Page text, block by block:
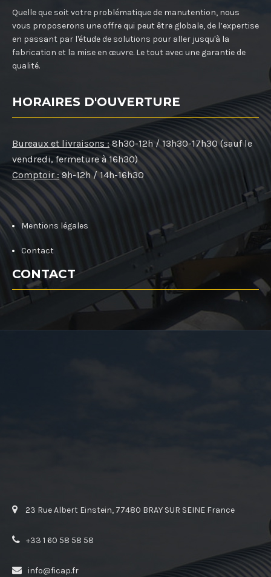
Quelle que soit votre problématique de manutention, nous
vous proposerons une offre qui peut être globale, de l’expertise
en passant par l'étude de solutions pour aller jusqu'à la
fabrication et la mise en œuvre. Le tout avec une garantie de
qualité.
HORAIRES D'OUVERTURE
Bureaux et livraisons : 8h30-12h / 13h30-17h30 (sauf le
vendredi, fermeture à 16h30)
Comptoir : 9h-12h / 14h-16h30
Mentions légales
Contact
CONTACT
23 Rue Albert Einstein, 77480 BRAY SUR SEINE France
+33 1 60 58 58 58
info@ficap.fr